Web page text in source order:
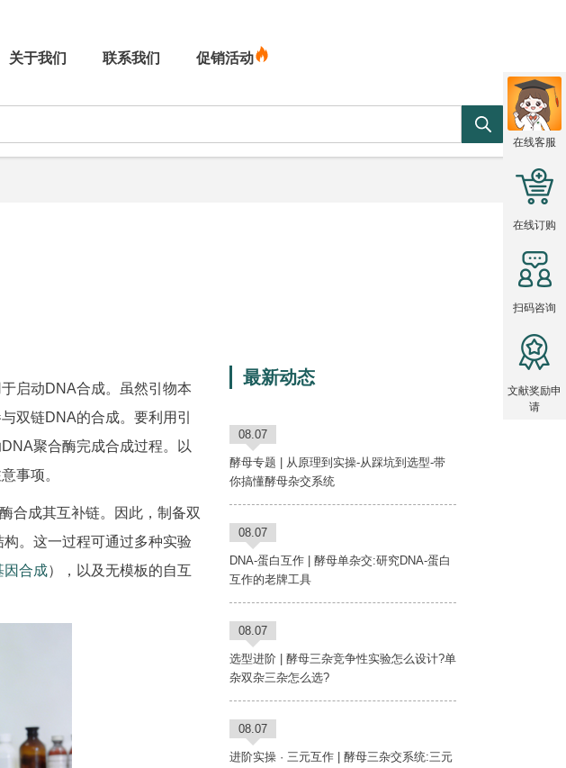
关于我们 联系我们 促销活动
启动DNA合成。虽然引物本
双链DNA的合成。要利用引
聚合酶完成合成过程。以
事项。
合成其互补链。因此，制备双
。这一过程可通过多种实验
因合成），以及无模板的自互
最新动态
08.07
酵母专题 | 从原理到实操-从踩坑到选型-带
你搞懂酵母杂交系统
08.07
DNA-蛋白互作 | 酵母单杂交:研究DNA-蛋白
互作的老牌工具
08.07
选型进阶 | 酵母三杂竞争性实验怎么设计?单
杂双杂三杂怎么选?
08.07
进阶实操 · 三元互作 | 酵母三杂交系统:三元
在线客服
在线订购
扫码咨询
文献奖励申
请